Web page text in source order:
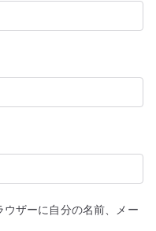
ザーに自分の名前、メー